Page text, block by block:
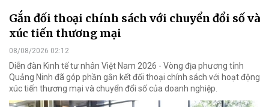
Gắn đối thoại chính sách với chuyển đổi số và
xúc tiến thương mại
08/08/2026 02:12
Diễn đàn Kinh tế tư nhân Việt Nam 2026 - Vòng địa phương tỉnh
Quảng Ninh đã góp phần gắn kết đối thoại chính sách với hoạt động
xúc tiến thương mại và chuyển đổi số của doanh nghiệp.